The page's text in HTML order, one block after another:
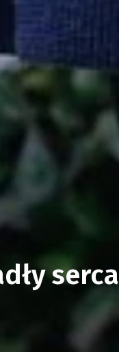
serca